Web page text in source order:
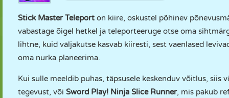
Stick Master Teleport on kiire, oskustel põhinev
vabastage õigel hetkel ja teleporteeruge otse oma
lihtne, kuid väljakutse kasvab kiiresti, sest vaenlased
oma nurka planeerima.
Kui sulle meeldib puhas, täpsusele keskenduv võitlus, siis
tegevust, või Sword Play! Ninja Slice Runner, mis pakub